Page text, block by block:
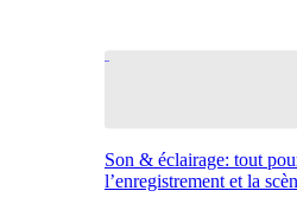
Son & éclairage: tout
l’enregistrement et la